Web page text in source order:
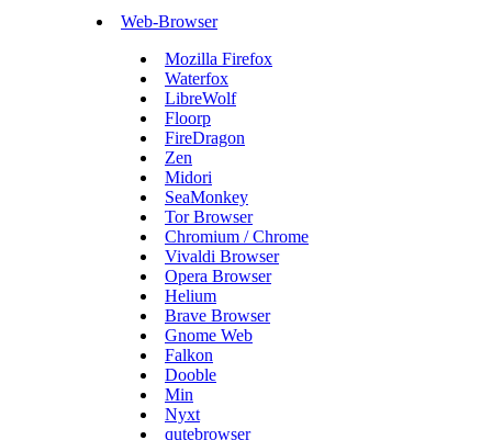
Web-Browser
Mozilla Firefox
Waterfox
LibreWolf
Floorp
FireDragon
Zen
Midori
SeaMonkey
Tor Browser
Chromium / Chrome
Vivaldi Browser
Opera Browser
Helium
Brave Browser
Gnome Web
Falkon
Dooble
Min
Nyxt
qutebrowser